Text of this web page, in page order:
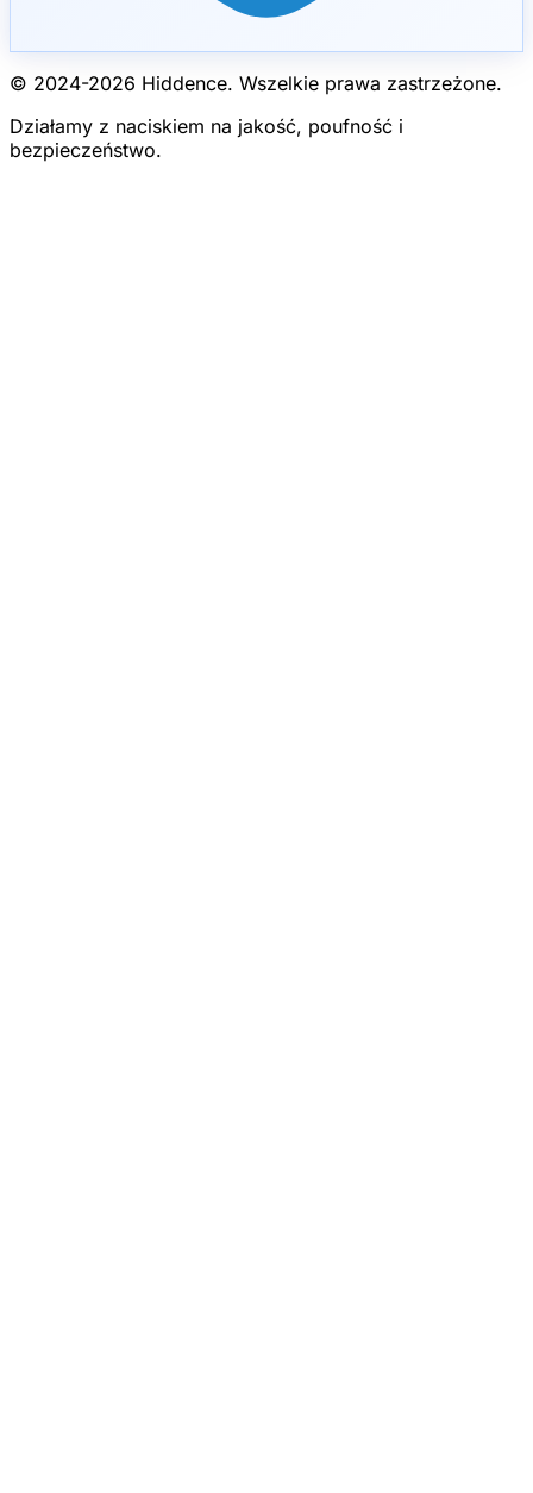
© 2024-2026 Hiddence. Wszelkie prawa zastrzeżone.
Działamy z naciskiem na jakość, poufność i
bezpieczeństwo.